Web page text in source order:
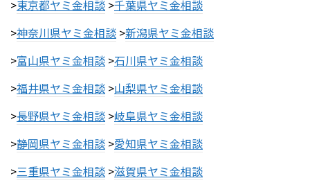
>東京都ヤミ金相談 >千葉県ヤミ金相談
>神奈川県ヤミ金相談 >新潟県ヤミ金相談
>富山県ヤミ金相談 >石川県ヤミ金相談
>福井県ヤミ金相談 >山梨県ヤミ金相談
>長野県ヤミ金相談 >岐阜県ヤミ金相談
>静岡県ヤミ金相談 >愛知県ヤミ金相談
>三重県ヤミ金相談 >滋賀県ヤミ金相談